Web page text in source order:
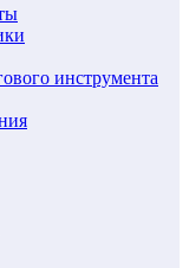
инструмента